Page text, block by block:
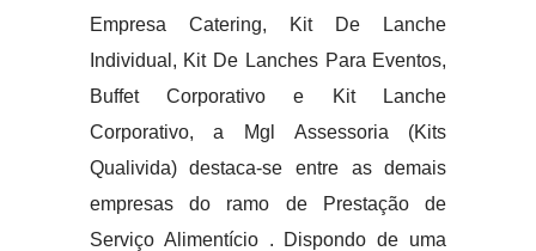
Empresa Catering, Kit De Lanche
Individual, Kit De Lanches Para Eventos,
Buffet Corporativo e Kit Lanche
Corporativo, a Mgl Assessoria (Kits
Qualivida) destaca-se entre as demais
empresas do ramo de Prestação de
Serviço Alimentício . Dispondo de uma